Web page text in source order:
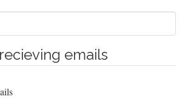
emails